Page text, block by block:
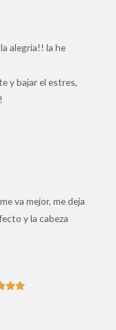
alegria!! la he
y bajar el estres,
va mejor, me deja
y la cabeza